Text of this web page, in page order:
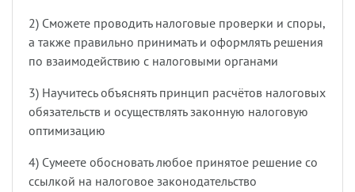
2) Сможете проводить налоговые проверки и споры,
а также правильно принимать и оформлять решения
по взаимодействию с налоговыми органами
3) Научитесь объяснять принцип расчётов налоговых
обязательств и осуществлять законную налоговую
оптимизацию
4) Сумеете обосновать любое принятое решение со
ссылкой на налоговое законодательство